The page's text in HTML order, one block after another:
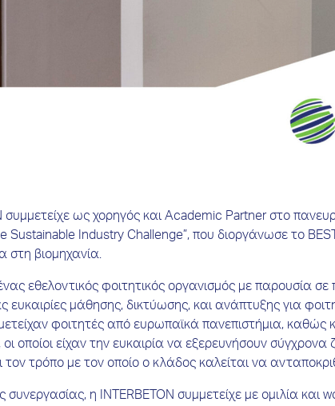
συμμετείχε ως χορηγός και Academic Partner στο
Sustainable Industry Challenge”, που διοργάνωσε το
στη βιομηχανία.
ένας εθελοντικός φοιτητικός οργανισμός με παρουσία
ευκαιρίες μάθησης, δικτύωσης, και ανάπτυξης για
φοιτητές από ευρωπαϊκά πανεπιστήμια, καθώς
οι οποίοι είχαν την ευκαιρία να εξερευνήσουν
τον τρόπο με τον οποίο ο κλάδος καλείται να
συνεργασίας, η INTERBETON συμμετείχε με ομιλία